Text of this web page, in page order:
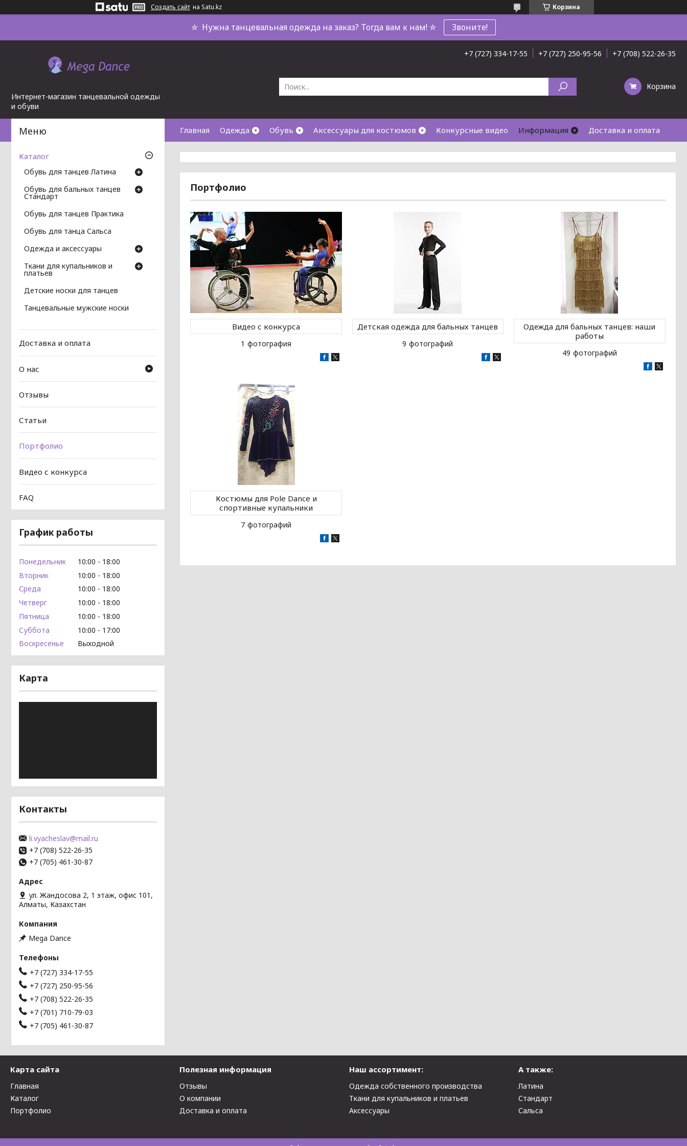
Создать сайт на Satu.kz Корзина
✮ Нужна танцевальная одежда на заказ? Тогда вам к нам! ✮ Звоните!
Интернет-магазин танцевальной одежды
и обуви
+7 (727) 334-17-55 +7 (727) 250-95-56 +7 (708) 522-26-35
Корзина
Главная Одежда Обувь Аксессуары для костюмов Конкурсные видео Информация Доставка и оплата
Портфолио
Видео с конкурса
1
Детская одежда для бальных танцев
9
Одежда для бальных танцев: наши
работы
49
Костюмы для Pole Dance и
спортивные купальники
7
Каталог
Обувь для танцев Латина
Обувь для бальных танцев
Стандарт
Обувь для танцев Практика
Обувь для танца Сальса
Одежда и аксессуары
Ткани для купальников и
платьев
Детские носки для танцев
Танцевальные мужские носки
Доставка и оплата
О нас
Отзывы
Статьи
Портфолио
Видео с конкурса
FAQ
График работы
Понедельник 10:00
18:00
Вторник
10:00
18:00
Среда
10:00
18:00
Четверг
10:00
18:00
Пятница
10:00
18:00
Суббота
10:00
17:00
Воскресенье
Выходной
Карта
Контакты
li.vyacheslav@mail.ru
+7 (708) 522-26-35
+7 (705) 461-30-87
ул. Жандосова 2, 1 этаж, офис 101,
Алматы, Казахстан
Mega Dance
+7 (727) 334-17-55
+7 (727) 250-95-56
+7 (708) 522-26-35
+7 (701) 710-79-03
+7 (705) 461-30-87
Карта сайта
Главная
Каталог
Портфолио
Полезная информация
Отзывы
О компании
Доставка и оплата
Наш ассортимент:
Одежда собственного производства
Ткани для купальников и платьев
Аксессуары
А также:
Латина
Стандарт
Сальса